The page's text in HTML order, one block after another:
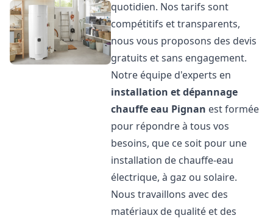
quotidien. Nos tarifs sont
compétitifs et transparents,
nous vous proposons des devis
gratuits et sans engagement.
Notre équipe d'experts en
installation et dépannage
chauffe eau Pignan est formée
pour répondre à tous vos
besoins, que ce soit pour une
installation de chauffe-eau
électrique, à gaz ou solaire.
Nous travaillons avec des
matériaux de qualité et des